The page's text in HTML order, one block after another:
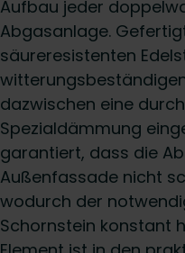
Aufbau jeder
Abgasanlage.
säureresistenten
dazwischen eine
Spezialdämmung
garantiert, dass die
Außenfassade nicht
wodurch der
Schornstein konstant